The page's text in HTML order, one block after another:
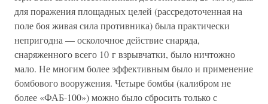
для поражения площадных целей (рассредоточенная на
поле боя живая сила противника) была практически
непригодна — осколочное действие снаряда,
снаряженного всего 10 г взрывчатки, было ничтожно
мало. Не многим более эффективным было и применение
бомбового вооружения. Четыре бомбы (калибром не
более «ФАБ-100») можно было сбросить только с